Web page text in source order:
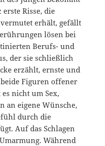
Risse, die
erhält, gefällt
lösen bei
Berufs- und
der sie schließlich
erzählt, ernste und
Figuren offener
nicht um Sex,
an eigene Wünsche,
durch die
Auf das Schlagen
Während